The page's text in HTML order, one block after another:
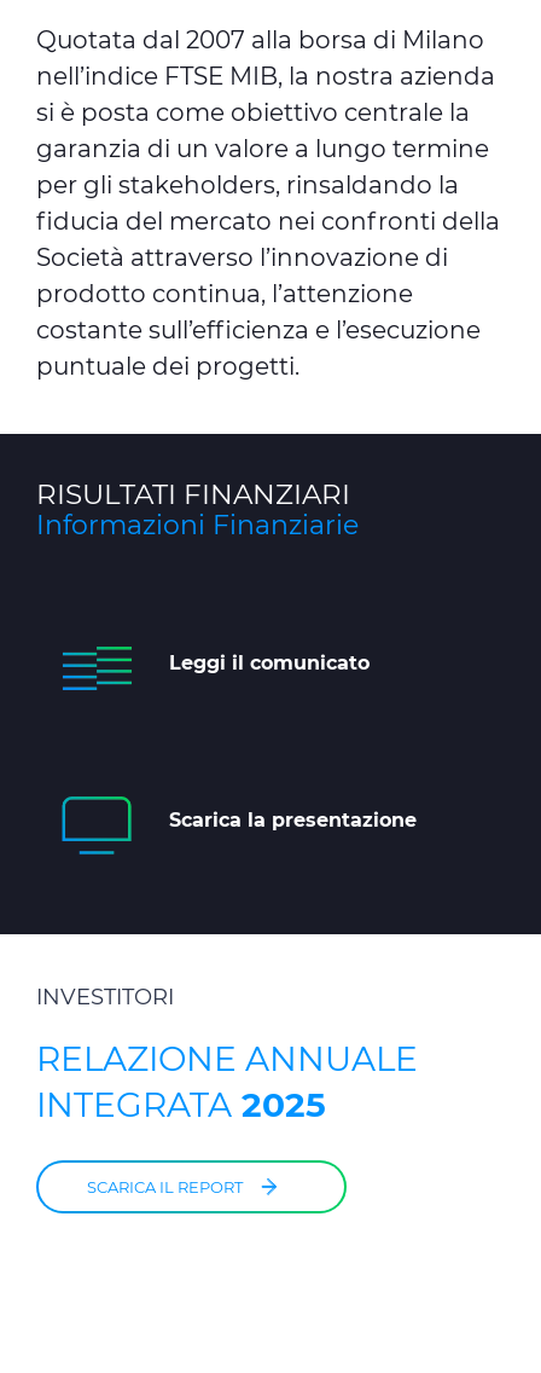
Quotata dal 2007 alla borsa di Milano
nell’indice FTSE MIB, la nostra azienda
si è posta come obiettivo centrale la
garanzia di un valore a lungo termine
per gli stakeholders, rinsaldando la
fiducia del mercato nei confronti della
Società attraverso l’innovazione di
prodotto continua, l’attenzione
costante sull’efficienza e l’esecuzione
puntuale dei progetti.
RISULTATI FINANZIARI
Informazioni Finanziarie
Leggi il comunicato
Scarica la presentazione
INVESTITORI
RELAZIONE ANNUALE
INTEGRATA 2025
SCARICA IL REPORT